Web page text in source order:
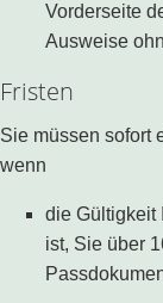
Vorderseite
Ausweise
Fristen
Sie müssen sofort
wenn
die Gültigkeit
ist, Sie über